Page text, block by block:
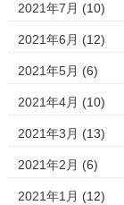
2021年7月 (10)
2021年6月 (12)
2021年5月 (6)
2021年4月 (10)
2021年3月 (13)
2021年2月 (6)
2021年1月 (12)